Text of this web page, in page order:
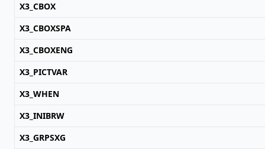
X3_CBOX
X3_CBOXSPA
X3_CBOXENG
X3_PICTVAR
X3_WHEN
X3_INIBRW
X3_GRPSXG